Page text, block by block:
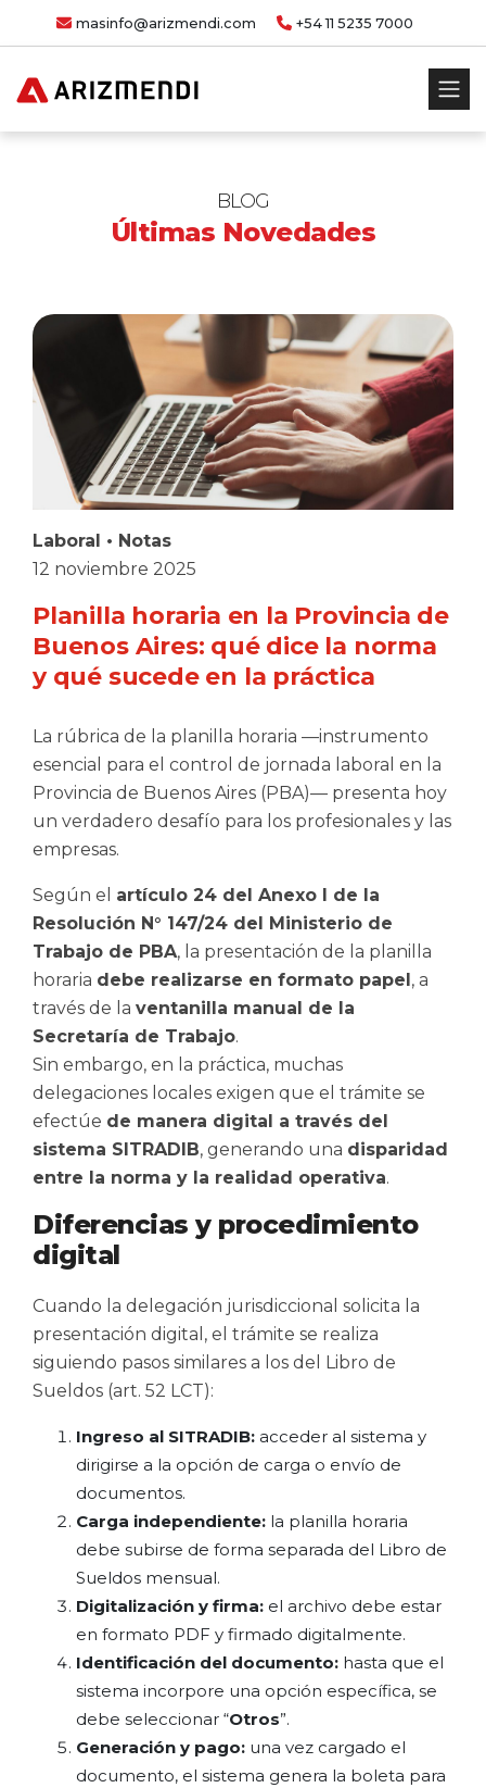
masinfo@arizmendi.com +54 11 5235 7000
BLOG
Últimas Novedades
Laboral • Notas
12 noviembre 2025
Planilla horaria en la Provincia de
Buenos Aires: qué dice la norma
y qué sucede en la práctica
La rúbrica de la planilla horaria —instrumento
esencial para el control de jornada laboral en la
Provincia de Buenos Aires (PBA)— presenta hoy
un verdadero desafío para los profesionales y las
empresas.
Según el artículo 24 del Anexo I de la
Resolución N° 147/24 del Ministerio de
Trabajo de PBA, la presentación de la planilla
horaria debe realizarse en formato papel , a
través de la ventanilla manual de la
Secretaría de Trabajo.
Sin embargo, en la práctica, muchas
delegaciones locales exigen que el trámite se
efectúe de manera digital a través del
sistema SITRADIB, generando una disparidad
entre la norma y la realidad operativa.
Diferencias y procedimiento
digital
Cuando la delegación jurisdiccional solicita la
presentación digital, el trámite se realiza
siguiendo pasos similares a los del Libro de
Sueldos (art. 52 LCT):
Ingreso al SITRADIB: acceder al sistema y
dirigirse a la opción de carga o envío de
documentos.
Carga independiente: la planilla horaria
debe subirse de forma separada del Libro de
Sueldos mensual.
Digitalización y firma: el archivo debe estar
en formato PDF y firmado digitalmente.
Identificación del documento: hasta que el
sistema incorpore una opción específica, se
debe seleccionar “Otros”.
Generación y pago: una vez cargado el
documento, el sistema genera la boleta para